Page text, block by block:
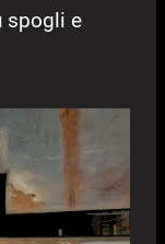
spogli e